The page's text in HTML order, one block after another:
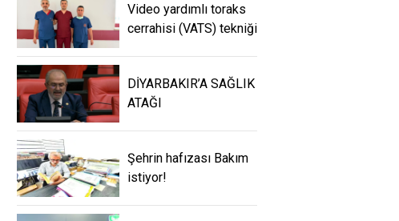
Video yardımlı toraks
cerrahisi (VATS) tekniği
DİYARBAKIR’A SAĞLIK
ATAĞI
Şehrin hafızası Bakım
istiyor!